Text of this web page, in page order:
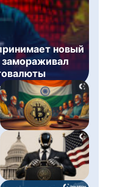
новый
замораживал